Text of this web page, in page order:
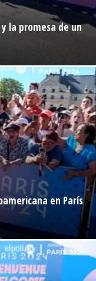
la promesa de un
en París